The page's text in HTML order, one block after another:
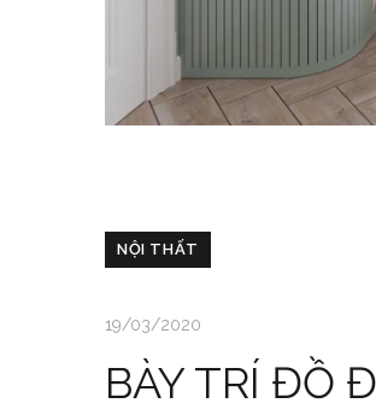
NỘI THẤT
19/03/2020
BÀY TRÍ ĐỒ